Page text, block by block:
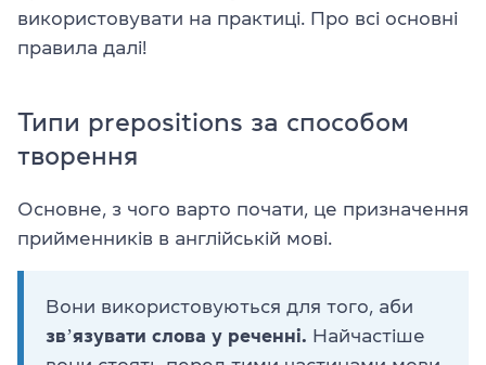
використовувати на практиці. Про всі основні
правила далі!
Типи prepositions за способом
творення
Основне, з чого варто почати, це призначення
прийменників в англійській мові.
Вони використовуються для того, аби
звʼязувати слова у реченні. Найчастіше